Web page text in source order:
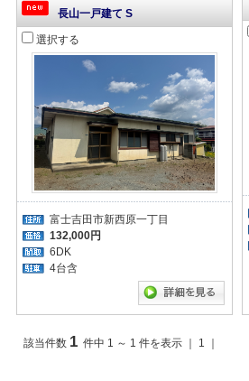
長山一戸建て S
選択する
富士吉田市新西原一丁目
132,000円
6DK
4台含
該当件数 1 件中 1 ～ 1 件を表示 ｜ 1 ｜